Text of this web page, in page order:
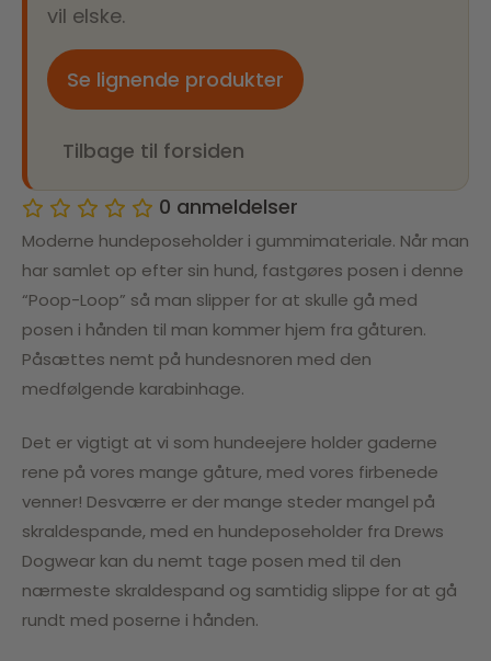
vil elske.
Se lignende produkter
Tilbage til forsiden
0 anmeldelser
Moderne hundeposeholder i gummimateriale. Når man
har samlet op efter sin hund, fastgøres posen i denne
“Poop-Loop” så man slipper for at skulle gå med
posen i hånden til man kommer hjem fra gåturen.
Påsættes nemt på hundesnoren med den
medfølgende karabinhage.
Det er vigtigt at vi som hundeejere holder gaderne
rene på vores mange gåture, med vores firbenede
venner! Desværre er der mange steder mangel på
skraldespande, med en hundeposeholder fra Drews
Dogwear kan du nemt tage posen med til den
nærmeste skraldespand og samtidig slippe for at gå
rundt med poserne i hånden.